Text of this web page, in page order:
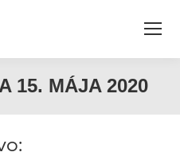
15. MÁJA 2020